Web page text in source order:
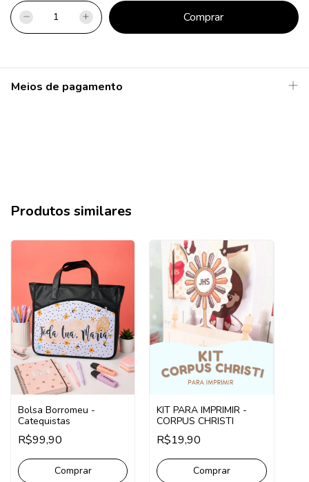
Meios de pagamento
Produtos similares
Bolsa Borromeu -
Catequistas
R$99,90
KIT PARA IMPRIMIR -
CORPUS CHRISTI
R$19,90
Comprar